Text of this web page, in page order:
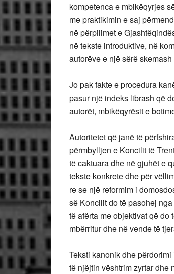
kompetenca e mbikëqyrjes
me praktikimin e saj
në përpilimet e
në tekste introduktive, në
autorëve e një sërë
Jo pak fakte e procedura
pasur një indeks librash që
autorët, mbikëqyrësit e
Autoritetet që janë të
përmbylljen e Koncilit të
të caktuara dhe në gjuhët e
tekste konkrete dhe për
re se një reformim i
së Koncilit do të pasohej
të afërta me objektivat që do
mbërritur dhe në vende të
Teksti kanonik dhe
të njëjtin vështrim zyrtar dhe